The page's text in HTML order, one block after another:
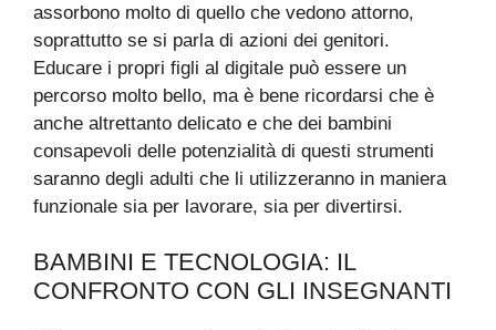
assorbono molto di quello che vedono attorno,
soprattutto se si parla di azioni dei genitori.
Educare i propri figli al digitale può essere un
percorso molto bello, ma è bene ricordarsi che è
anche altrettanto delicato e che dei bambini
consapevoli delle potenzialità di questi strumenti
saranno degli adulti che li utilizzeranno in maniera
funzionale sia per lavorare, sia per divertirsi.
BAMBINI E TECNOLOGIA: IL
CONFRONTO CON GLI INSEGNANTI